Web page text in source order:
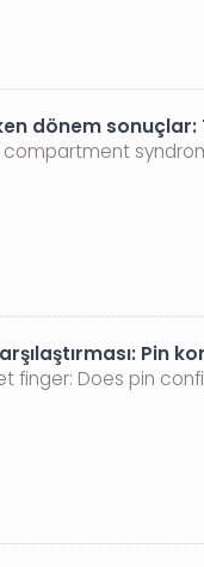
dönem
Pin
finger: Does pin